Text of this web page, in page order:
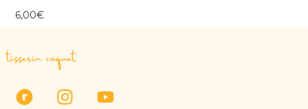
6,00€
tisserin coquet